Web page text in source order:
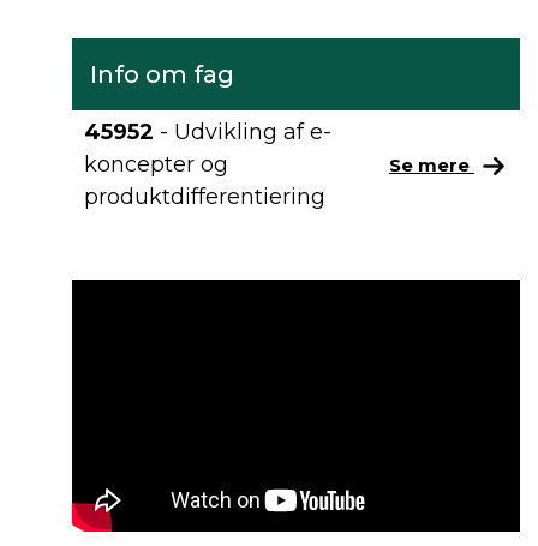
Info om fag
45952 - Udvikling af e-
koncepter og
produktdifferentiering
Se mere